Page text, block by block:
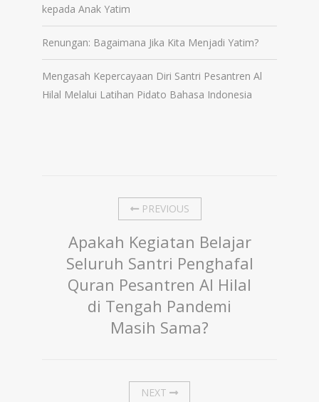
kepada Anak Yatim
Renungan: Bagaimana Jika Kita Menjadi Yatim?
Mengasah Kepercayaan Diri Santri Pesantren Al
Hilal Melalui Latihan Pidato Bahasa Indonesia
PREVIOUS
Apakah Kegiatan Belajar
Seluruh Santri Penghafal
Quran Pesantren Al Hilal
di Tengah Pandemi
Masih Sama?
NEXT